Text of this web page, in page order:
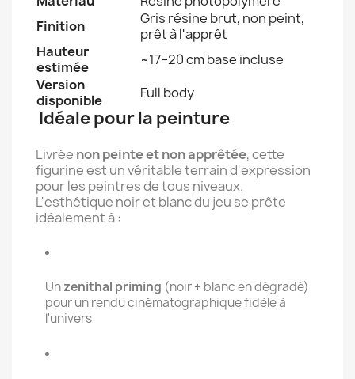
Finition
Gris résine brut, non peint,
prêt à l'apprêt
Hauteur
estimée
~17–20 cm base incluse
Version
disponible
Full body
Idéale pour la peinture
Livrée non peinte et non apprêtée, cette
figurine est un véritable terrain d'expression
pour les peintres de tous niveaux.
L'esthétique noir et blanc du jeu se prête
idéalement à :
Unzenithal priming (noir + blanc en dégradé)
pour un rendu cinématographique fidèle à
l'univers